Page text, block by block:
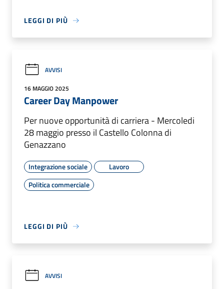
LEGGI DI PIÙ
AVVISI
16 MAGGIO 2025
Career Day Manpower
Per nuove opportunità di carriera - Mercoledi
28 maggio presso il Castello Colonna di
Genazzano
Integrazione sociale
Lavoro
Politica commerciale
LEGGI DI PIÙ
AVVISI